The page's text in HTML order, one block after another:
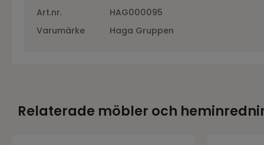
Art.nr.
HAG000095
Varumärke
Haga Gruppen
Relaterade möbler och